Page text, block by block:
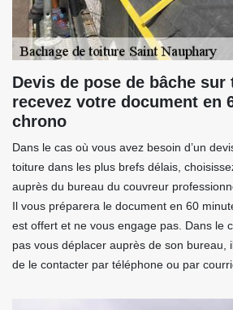
Devis de pose de bâche sur
recevez votre document en
chrono
Dans le cas où vous avez besoin d’un
toiture dans les plus brefs délais,
auprès du bureau du couvreur
Il vous préparera le document en 60
est offert et ne vous engage pas. Dans le
pas vous déplacer auprès de son bureau,
de le contacter par téléphone ou par